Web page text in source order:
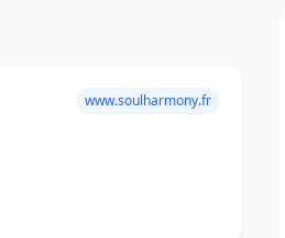
www.soulharmony.fr